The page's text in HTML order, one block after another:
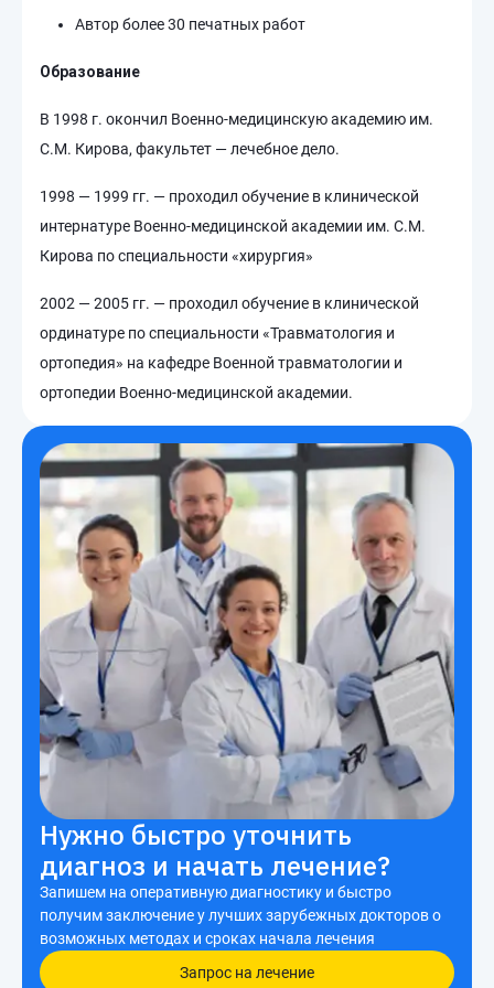
Автор более 30 печатных работ
Образование
В 1998 г. окончил Военно-медицинскую академию им.
С.М. Кирова, факультет — лечебное дело.
1998 — 1999 гг. — проходил обучение в клинической
интернатуре Военно-медицинской академии им. С.М.
Кирова по специальности «хирургия»
2002 — 2005 гг. — проходил обучение в клинической
ординатуре по специальности «Травматология и
ортопедия» на кафедре Военной травматологии и
ортопедии Военно-медицинской академии.
Нужно быстро уточнить
диагноз и начать лечение?
Запишем на оперативную диагностику и быстро
получим заключение у лучших зарубежных докторов о
возможных методах и сроках начала лечения
Запрос на лечение